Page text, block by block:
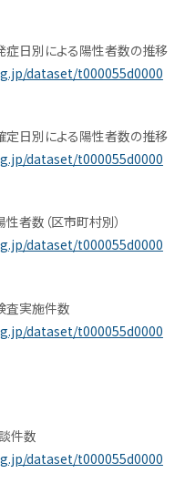
日別による陽性者数の推移
dataset/t000055d0000
日別による陽性者数の推移
dataset/t000055d0000
者数（区市町村別）
dataset/t000055d0000
査実施件数
dataset/t000055d0000
件数
dataset/t000055d0000